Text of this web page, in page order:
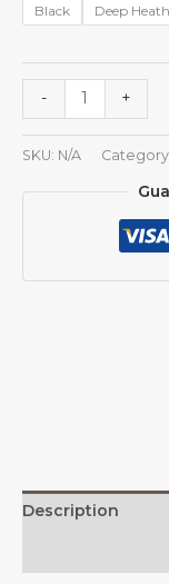
Black Deep
-
Indii,
kapelusze
przeciwsłoneczne
dla
Indii,
indyjski
typu
+
SKU: N/A
Description